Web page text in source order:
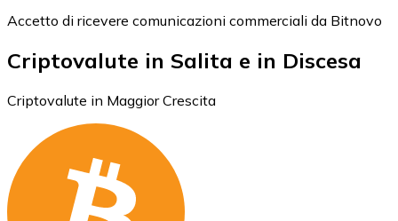
Accetto di ricevere comunicazioni commerciali da Bitnovo
Criptovalute in Salita e in Discesa
Criptovalute in Maggior Crescita